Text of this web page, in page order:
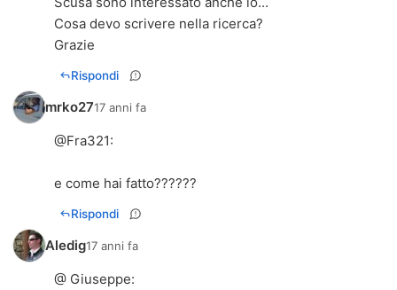
Cosa devo scrivere nella ricerca?
Grazie
Rispondi
mrko2717 anni fa
@Fra321:
e come hai fatto??????
Rispondi
Aledig17 anni fa
@ Giuseppe: